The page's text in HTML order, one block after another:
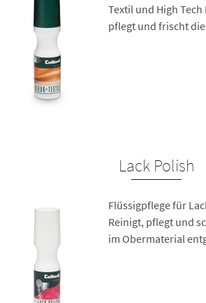
Textil und High
pflegt und frischt
Lack Polish
Flüssigpflege für
Reinigt, pflegt und
im Obermaterial